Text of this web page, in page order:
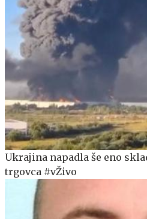
Ukrajina napadla še eno
trgovca #vŽivo